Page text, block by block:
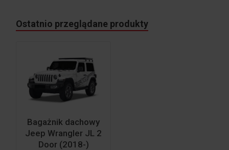
Ostatnio przeglądane produkty
Bagażnik dachowy
Jeep Wrangler JL 2
Door (2018-)